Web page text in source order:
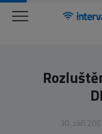
Menu
30. září